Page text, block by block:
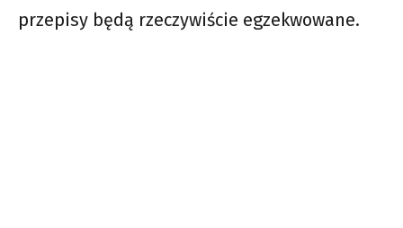
przepisy będą rzeczywiście egzekwowane.